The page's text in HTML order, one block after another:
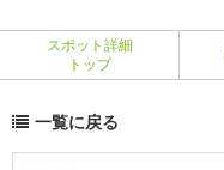
スポット詳細
トップ
一覧に戻る